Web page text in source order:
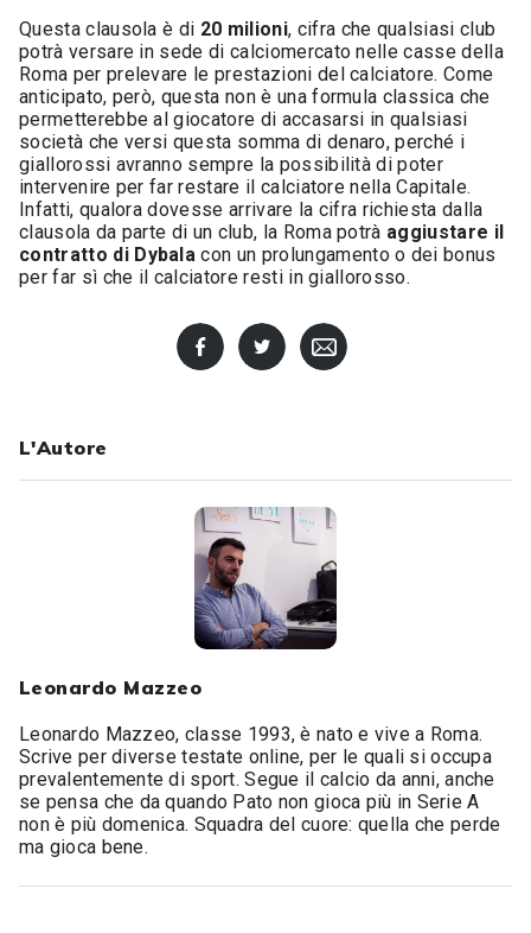
Questa clausola è di 20 milioni, cifra che qualsiasi club
potrà versare in sede di calciomercato nelle casse della
Roma per prelevare le prestazioni del calciatore. Come
anticipato, però, questa non è una formula classica che
permetterebbe al giocatore di accasarsi in qualsiasi
società che versi questa somma di denaro, perché i
giallorossi avranno sempre la possibilità di poter
intervenire per far restare il calciatore nella Capitale.
Infatti, qualora dovesse arrivare la cifra richiesta dalla
clausola da parte di un club, la Roma potrà aggiustare il
contratto di Dybala con un prolungamento o dei bonus
per far sì che il calciatore resti in giallorosso.
L'Autore
Leonardo Mazzeo
Leonardo Mazzeo, classe 1993, è nato e vive a Roma.
Scrive per diverse testate online, per le quali si occupa
prevalentemente di sport. Segue il calcio da anni, anche
se pensa che da quando Pato non gioca più in Serie A
non è più domenica. Squadra del cuore: quella che perde
ma gioca bene.